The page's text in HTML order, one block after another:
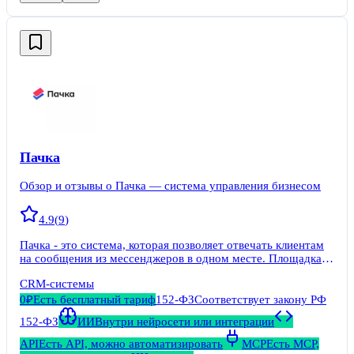
Пачка
Обзор и отзывы о Пачка — система управления бизнесом
4.9(9)
Пачка - это система, которая позволяет отвечать клиентам
на сообщения из мессенджеров в одном месте. Площадка
фиксировать все сделки и работать с воронкой продаж.
CRM-системы
0₽Есть бесплатный тариф152-ФЗСоответствует закону РФ
152-ФЗ
ИИВнутри нейросети или интеграции
APIЕсть API, можно автоматизировать MCPЕсть MCP,